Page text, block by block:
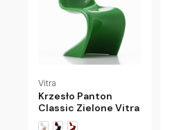
Vitra
Krzesło Panton
Classic Zielone Vitra